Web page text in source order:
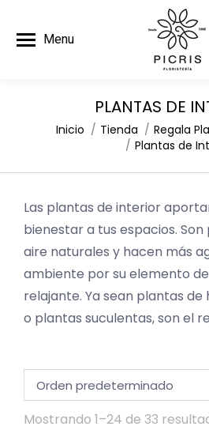
Menu
PLANTAS DE
Estás aquí:
Inicio Tienda
Regala
Plantas de
Las plantas de interior
bienestar a tus espacios.
aire naturales y hacen más
ambiente por su elemento
relajante. Ya sean plantas
o plantas suculentas, son el
Mostrando 1–24 de 33